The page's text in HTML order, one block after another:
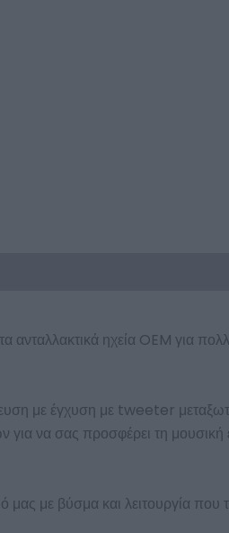
ηχεία OEM για
με έγχυση με tweeter
να σας προσφέρει τη μουσική
με βύσμα και λειτουργία που